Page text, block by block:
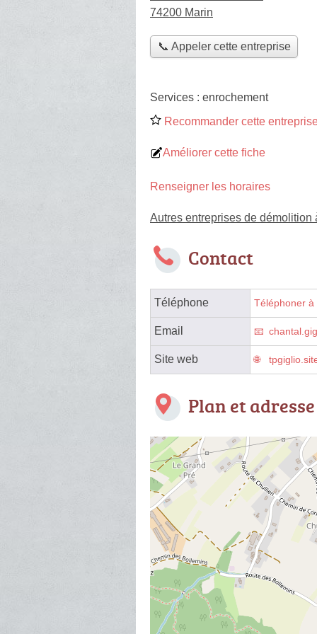
74200 Marin
📞 Appeler cette entreprise
Services : enrochement
Recommander cette
Améliorer cette fiche
Renseigner les horaires
Autres entreprises de démolition
Contact
Téléphone Téléphoner à
Email
Site web
Plan et adresse